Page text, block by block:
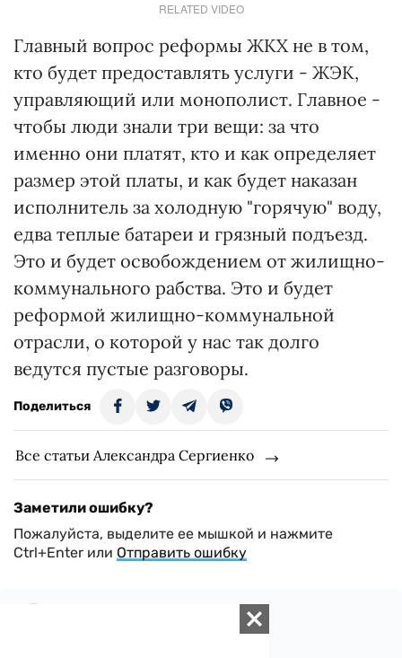
RELATED VIDEO
Главный вопрос реформы ЖКХ не в том,
кто будет предоставлять услуги - ЖЭК,
управляющий или монополист. Главное -
чтобы люди знали три вещи: за что
именно они платят, кто и как определяет
размер этой платы, и как будет наказан
исполнитель за холодную "горячую" воду,
едва теплые батареи и грязный подъезд.
Это и будет освобождением от жилищно-
коммунального рабства. Это и будет
реформой жилищно-коммунальной
отрасли, о которой у нас так долго
ведутся пустые разговоры.
Поделиться
Все статьи Александра Сергиенко
Заметили ошибку?
Пожалуйста, выделите ее мышкой и нажмите
Ctrl+Enter или Отправить ошибку